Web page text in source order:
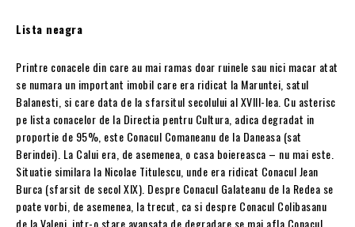
Lista neagra
Printre conacele din care au mai ramas doar ruinele sau nici macar atat
se numara un important imobil care era ridicat la Maruntei, satul
Balanesti, si care data de la sfarsitul secolului al XVIII-lea. Cu asterisc
pe lista conacelor de la Directia pentru Cultura, adica degradat in
proportie de 95%, este Conacul Comaneanu de la Daneasa (sat
Berindei). La Calui era, de asemenea, o casa boiereasca – nu mai este.
Situatie similara la Nicolae Titulescu, unde era ridicat Conacul Jean
Burca (sfarsit de secol XIX). Despre Conacul Galateanu de la Redea se
poate vorbi, de asemenea, la trecut, ca si despre Conacul Colibasanu
de la Valeni. intr-o stare avansata de degradare se mai afla Conacul